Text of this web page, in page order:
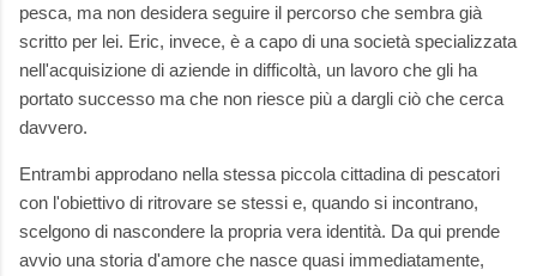
pesca, ma non desidera seguire il percorso che sembra già
scritto per lei. Eric, invece, è a capo di una società specializzata
nell'acquisizione di aziende in difficoltà, un lavoro che gli ha
portato successo ma che non riesce più a dargli ciò che cerca
davvero.
Entrambi approdano nella stessa piccola cittadina di pescatori
con l'obiettivo di ritrovare se stessi e, quando si incontrano,
scelgono di nascondere la propria vera identità. Da qui prende
avvio una storia d'amore che nasce quasi immediatamente,